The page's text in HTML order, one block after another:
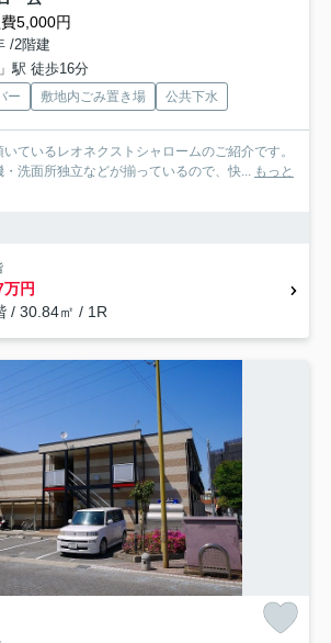
5,000円
/2階建
駅 徒歩16分
ー 敷地内ごみ置き場 公共下水
ているレオネクストシャロームのご紹介です。
洗面所独立などが揃っているので、快...
もっと
万円
/ 30.84㎡ / 1R